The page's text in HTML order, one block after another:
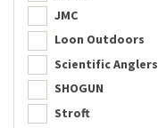
JMC
Loon Outdoors
Scientific Anglers
SHOGUN
Stroft